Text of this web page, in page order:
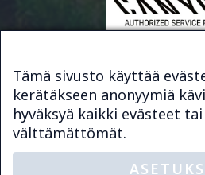
© 2026 Bike &
Sivuston toteutus
Tämä sivusto käyttää
kerätäkseen anonyymiä
hyväksyä kaikki evästeet
välttämättömät.